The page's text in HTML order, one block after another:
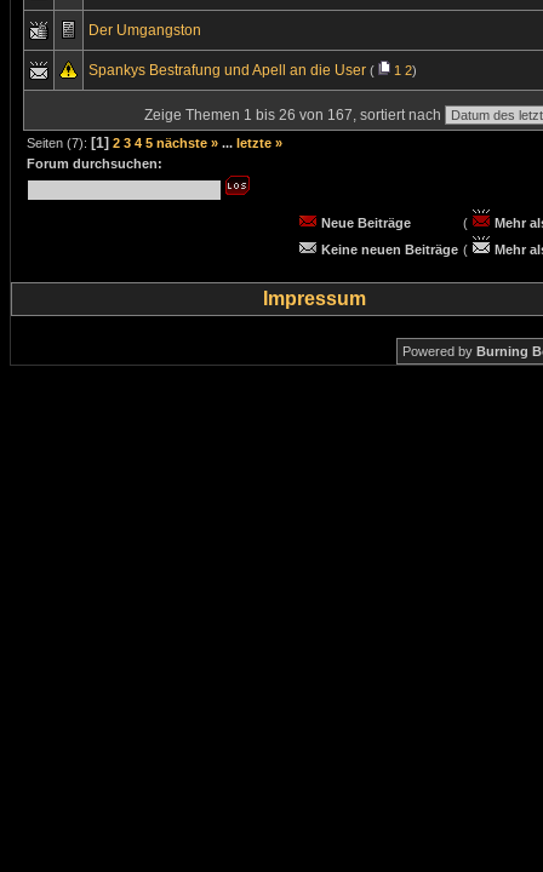
Der Umgangston
Spankys Bestrafung und Apell an die User ( 1 2)
Zeige Themen 1 bis 26 von 167, sortiert nach
Seiten (7): [1] 2 3 4 5 nächste » ... letzte »
Forum durchsuchen:
Neue Beiträge (
Mehr
Keine neuen Beiträge ( Mehr
Impressum
Powered by Burning